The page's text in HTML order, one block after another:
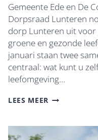
Gemeente Ede en De
Dorpsraad Lunteren
dorp Lunteren uit
groene en gezonde
januari staan twee
centraal: wat kunt u
leefomgeving…
LEES MEER GROEN
EEN